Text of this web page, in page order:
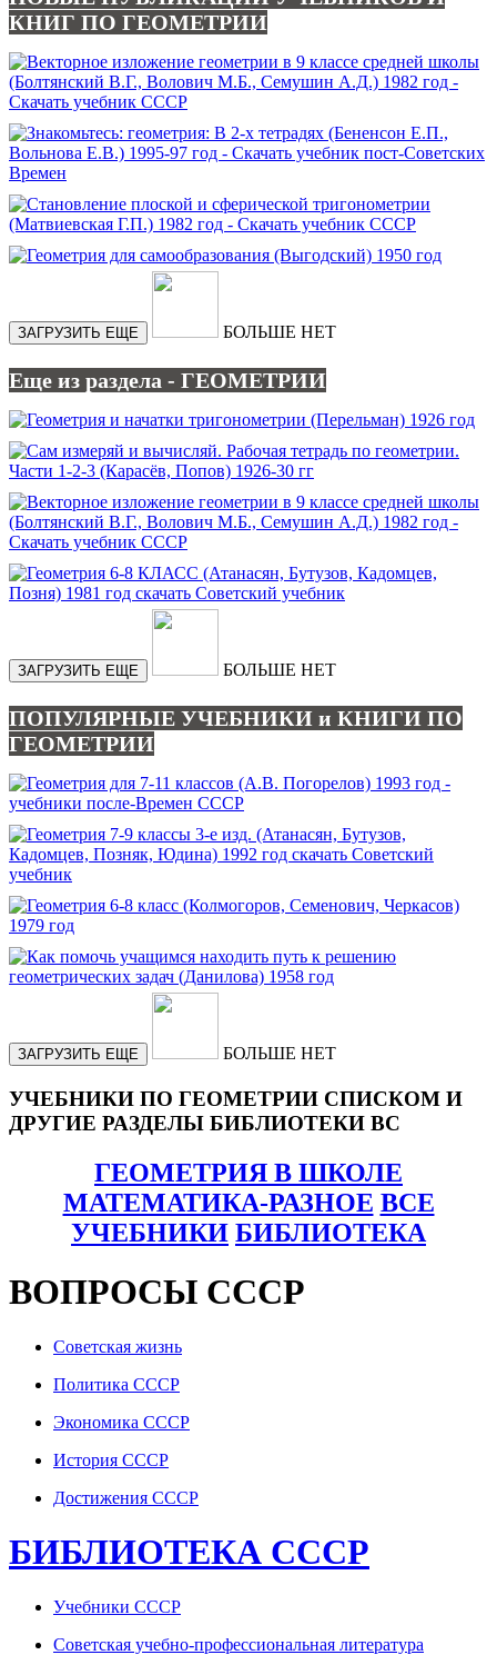
КНИГ ПО ГЕОМЕТРИИ
ЗАГРУЗИТЬ ЕЩЕ БОЛЬШЕ НЕТ
Еще из раздела - ГЕОМЕТРИИ
ЗАГРУЗИТЬ ЕЩЕ БОЛЬШЕ НЕТ
ПОПУЛЯРНЫЕ УЧЕБНИКИ и КНИГИ ПО
ГЕОМЕТРИИ
ЗАГРУЗИТЬ ЕЩЕ БОЛЬШЕ НЕТ
УЧЕБНИКИ ПО ГЕОМЕТРИИ СПИСКОМ И
ДРУГИЕ РАЗДЕЛЫ БИБЛИОТЕКИ ВС
ГЕОМЕТРИЯ В ШКОЛЕ
МАТЕМАТИКА-РАЗНОЕ ВСЕ
УЧЕБНИКИ БИБЛИОТЕКА
ВОПРОСЫ СССР
Советская жизнь
Политика СССР
Экономика СССР
История СССР
Достижения СССР
БИБЛИОТЕКА СССР
Учебники СССР
Советская учебно-профессиональная литература